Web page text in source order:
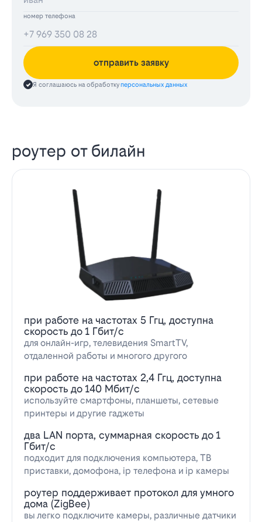
номер телефона
отправить заявку
Я соглашаюсь на обработкуперсональных данных
роутер от билайн
при работе на частотах 5 Ггц, доступна
скорость до 1 Гбит/с
для онлайн-игр, телевидения SmartTV,
отдаленной работы и многого другого
при работе на частотах 2,4 Ггц, доступна
скорость до 140 Мбит/с
используйте смартфоны, планшеты, сетевые
принтеры и другие гаджеты
два LAN порта, суммарная скорость до 1
Гбит/с
подходит для подключения компьютера, ТВ
приставки, домофона, ip телефона и ip камеры
роутер поддерживает протокол для умного
дома (ZigBee)
вы легко подключите камеры, различные датчики